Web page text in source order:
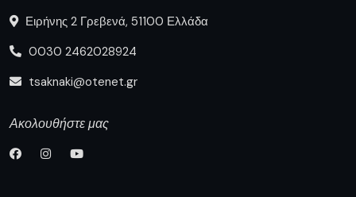
Ειρήνης 2 Γρεβενά, 51100 Ελλάδα
0030 2462028924
tsaknaki@otenet.gr
Ακολουθήστε μας